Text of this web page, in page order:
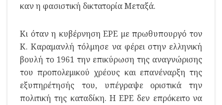
καν η φασιστική δικτατορία Μεταξά.
Κι όταν η κυβέρνηση ΕΡΕ με πρωθυπουργό τον
Κ. Καραμανλή τόλμησε να φέρει στην ελληνική
βουλή το 1961 την επικύρωση της αναγνώρισης
του προπολεμικού χρέους και επανέναρξη της
εξυπηρέτησής του, υπέγραψε οριστικά την
πολιτική της καταδίκη. Η ΕΡΕ δεν επρόκειτο να